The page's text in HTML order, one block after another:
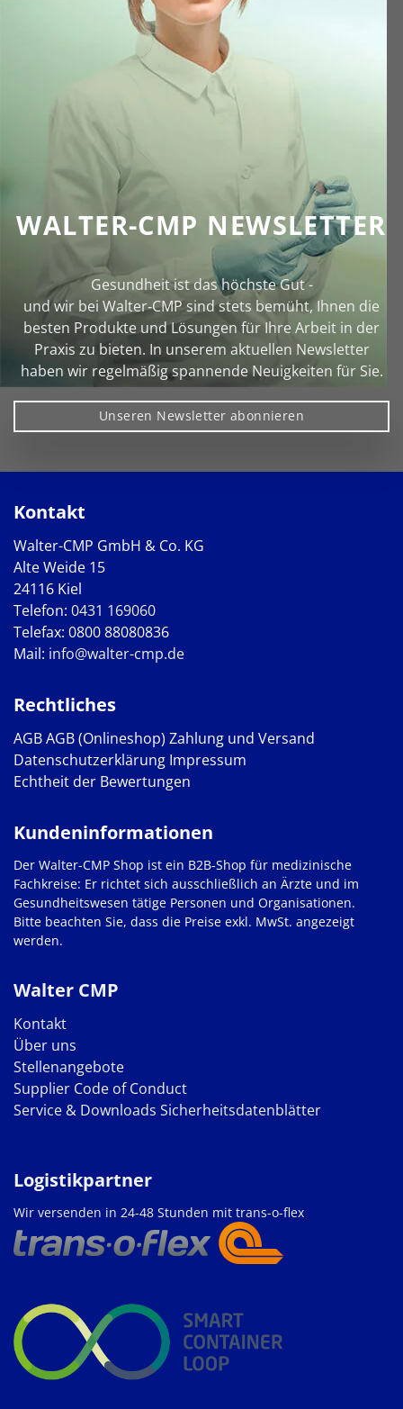
WALTER-CMP NEWSLETTER
Gesundheit ist das höchste Gut -
und wir bei Walter‑CMP sind stets bemüht, Ihnen die
besten Produkte und Lösungen für Ihre Arbeit in der
Praxis zu bieten. In unserem aktuellen Newsletter
haben wir regelmäßig spannende Neuigkeiten für Sie.
Unseren Newsletter abonnieren
Kontakt
Walter-CMP GmbH & Co. KG
Alte Weide 15
24116 Kiel
Telefon: 0431 169060
Telefax: 0800 88080836
Mail: info@walter-cmp.de
Rechtliches
AGBAGB (Onlineshop) Zahlung und Versand
Datenschutzerklärung Impressum
Echtheit der Bewertungen
Walter CMP
Kontakt
Über uns
Stellenangebote
Supplier Code of Conduct
Service & Downloads Sicherheitsdatenblätter
Kundeninformationen
Der Walter-CMP Shop ist ein B2B-Shop für medizinische
Fachkreise: Er richtet sich ausschließlich an Ärzte und im
Gesundheitswesen tätige Personen und Organisationen.
Bitte beachten Sie, dass die Preise exkl. MwSt. angezeigt
werden.
Logistikpartner
Wir versenden in 24-48 Stunden mit trans-o-flex